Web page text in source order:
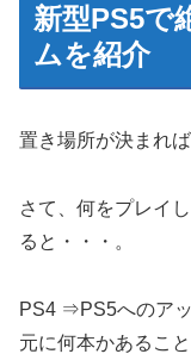
新型PS5で
ムを紹介
置き場所が決まれ
さて、何をプレイ
ると・・・。
PS4 ⇒PS5へのア
元に何本かあるこ